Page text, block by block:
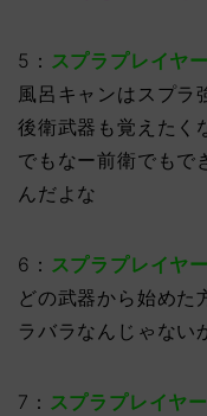
5： スプラプレイヤ
風呂キャンはスプラ
後衛武器も覚えたく
でもなー前衛でもで
んだよな
6： スプラプレイヤ
どの武器から始め
ラバラなんじゃない
7： スプラプレイヤ